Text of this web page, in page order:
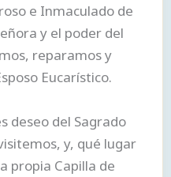
e Inmaculado de
y el poder del
reparamos y
Eucarístico.
deseo del Sagrado
y, qué lugar
propia Capilla de